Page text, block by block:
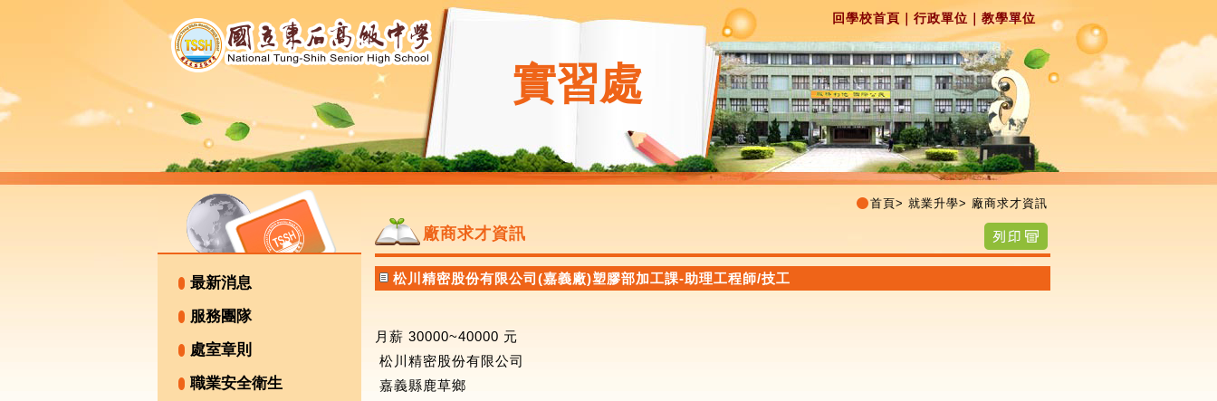
實習處
回學校首頁 ｜行政單位 教學單位
最新消息
服務團隊
處室章則
職業安全衛生
首頁> 就業升學> 廠商求才資訊
廠商求才資訊
松川精密股份有限公司(嘉義廠)塑膠部加工課-助理工程師/技工
月薪 30000~40000 元
松川精密股份有限公司
嘉義縣鹿草鄉